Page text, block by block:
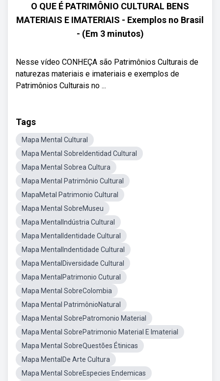
O QUE É PATRIMÔNIO CULTURAL BENS
MATERIAIS E IMATERIAIS - Exemplos no Brasil
- (Em 3 minutos)
Nesse vídeo CONHEÇA são Patrimônios Culturais de
naturezas materiais e imateriais e exemplos de
Patrimônios Culturais no ...
Tags
Mapa Mental Cultural
Mapa Mental SobreIdentidad Cultural
Mapa Mental Sobrea Cultura
Mapa Mental Patrimônio Cultural
MapaMetal Patrimonio Cultural
Mapa Mental SobreMuseu
Mapa MentalIndústria Cultural
Mapa MentalIdentidade Cultural
Mapa MentalIndentidade Cultural
Mapa MentalDiversidade Cultural
Mapa MentalPatrimonio Cutural
Mapa Mental SobreColombia
Mapa Mental PatrimônioNatural
Mapa Mental SobrePatromonio Material
Mapa Mental SobrePatrimonio Material E Imaterial
Mapa Mental SobreQuestões Étinicas
Mapa MentalDe Arte Cultura
Mapa Mental SobreEspecies Endemicas